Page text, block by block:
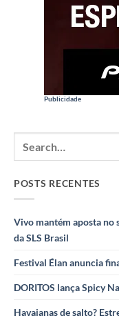
Publicidade
POSTS RECENTES
Vivo mantém aposta no
da SLS Brasil
Festival Élan anuncia
DORITOS lança Spicy
Havaianas de salto?